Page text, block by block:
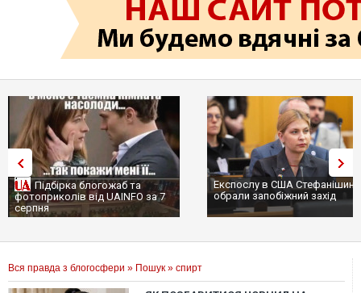
Підбірка блогожаб та
фотоприколів від UAINFO за 7
серпня
Експослу в США
обрали запобіжний захід
Вся правда з блогосфери » Пошук » спирт